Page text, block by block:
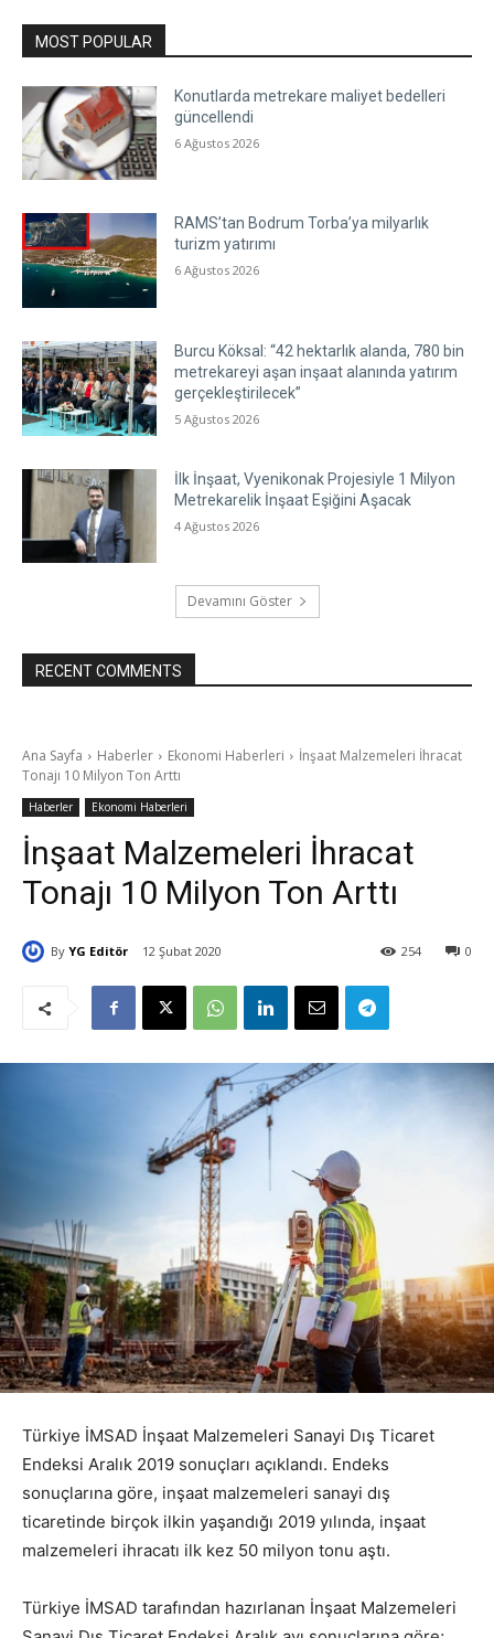
MOST POPULAR
Konutlarda metrekare maliyet bedelleri
güncellendi
6 Ağustos 2026
RAMS’tan Bodrum Torba’ya milyarlık
turizm yatırımı
6 Ağustos 2026
Burcu Köksal: “42 hektarlık alanda, 780 bin
metrekareyi aşan inşaat alanında yatırım
gerçekleştirilecek”
5 Ağustos 2026
İlk İnşaat, Vyenikonak Projesiyle 1 Milyon
Metrekarelik İnşaat Eşiğini Aşacak
4 Ağustos 2026
Devamını Göster
RECENT COMMENTS